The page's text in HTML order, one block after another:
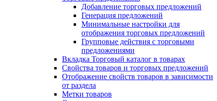
Добавление торговых предложений
Генерация предложений
Минимальные настройки для
отображения торговых предложений
Групповые действия с торговыми
предложениями
Вкладка Торговый каталог в товарах
Свойства товаров и торговых предложений
Отображение свойств товаров в зависимости
от раздела
Метки товаров